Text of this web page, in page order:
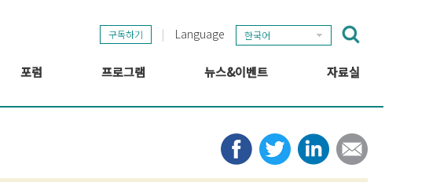
구독하기 Language 한국어
포럼
GSEF2021
프로그램 뉴스&이벤트
타임라인
자료실
뉴스레터
미디어